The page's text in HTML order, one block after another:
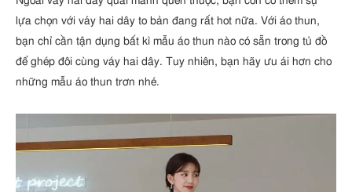
lựa chọn với váy hai dây to bản đang rất hot nữa. Với áo thun,
bạn chỉ cần tận dụng bất kì mẫu áo thun nào có sẵn trong tủ đồ
để ghép đôi cùng váy hai dây. Tuy nhiên, bạn hãy ưu ái hơn cho
những mẫu áo thun trơn nhé.